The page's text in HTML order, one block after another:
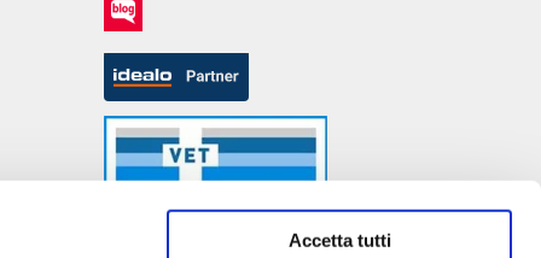
Accetta tutti